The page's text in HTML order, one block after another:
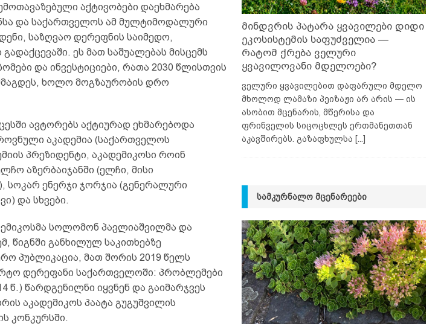
აქტივობები დაეხმარება
და საქართველოს ამ მულტიმოდალური
საზღვაო დერეფნის საიმედო,
ეს მათ საშუალებას მისცემს
და ინვესტიციები, რათა 2030 წლისთვის
ხოლო მოგზაურობის დრო
ავტორებს აქტიურად ეხმარებოდა
აკადემია (საქართველოს
პრეზიდენტი, აკადემიკოსი როინ
აზერბაიჯანში (ელჩი, მისი
სოკარ ენერჯი ჯორჯია (გენერალური
და სხვები.
სოლომონ პავლიაშვილმა და
წიგნში განხილულ საკითხებზე
პუბლიკაცია, მათ შორის 2019 წელს
დერეფანი საქართველოში: პრობლემები
წ.) წარდგენილნი იყვნენ და გაიმარჯვეს
აკადემიკოს პაატა გუგუშვილის
კონკურსში.
მინდვრის პატარა ყვავილები დიდი
ეკოსისტემის საფუძველია —
რატომ ქრება ველური
ყვავილოვანი მდელოები?
ველური ყვავილებით დაფარული მდელო
მხოლოდ ლამაზი პეიზაჟი არ არის — ის
ასობით მცენარის, მწერისა და
ფრინველის სიცოცხლეს ერთმანეთთან
აკავშირებს. გაზაფხულსა [...]
ᲡᲐᲛᲙᲣᲠᲜᲐᲚᲝ ᲛᲪᲔᲜᲐᲠᲔᲔᲑᲘ